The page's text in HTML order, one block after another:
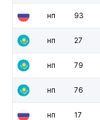
нп 93
нп 27
нп 79
нп 76
нп 17